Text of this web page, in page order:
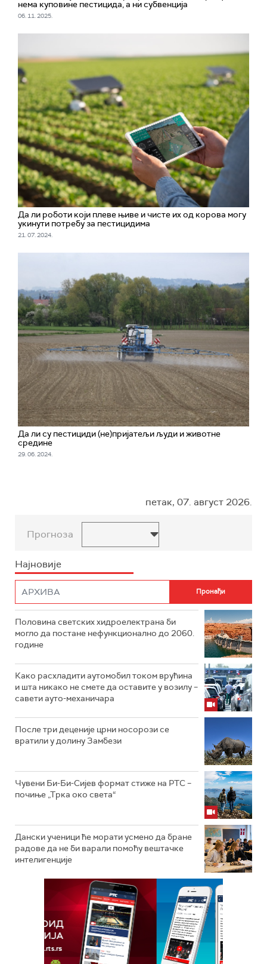
нема куповине пестицида, а ни субвенција
06. 11. 2025.
Да ли роботи који плеве њиве и чисте их од корова могу
укинути потребу за пестицидима
21. 07. 2024.
Да ли су пестициди (не)пријатељи људи и животне
средине
29. 06. 2024.
петак, 07. август 2026.
Прогноза
Најновије
Половина светских хидроелектрана би
могло да постане нефункционално до 2060.
године
Како расхладити аутомобил током врућина
и шта никако не смете да оставите у возилу –
савети ауто-механичара
После три деценије црни носорози се
вратили у долину Замбези
Чувени Би-Би-Сијев формат стиже на РТС –
почиње „Трка око света“
Дански ученици ће морати усмено да бране
радове да не би варали помоћу вештачке
интелигенције